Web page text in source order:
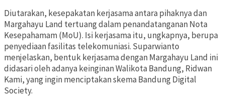
Diutarakan, kesepakatan kerjasama antara pihaknya dan
Margahayu Land tertuang dalam penandatanganan Nota
Kesepahamam (MoU). Isi kerjasama itu, ungkapnya, berupa
penyediaan fasilitas telekomuniasi. Suparwianto
menjelaskan, bentuk kerjasama dengan Margahayu Land ini
didasari oleh adanya keinginan Walikota Bandung, Ridwan
Kami, yang ingin menciptakan skema Bandung Digital
Society.